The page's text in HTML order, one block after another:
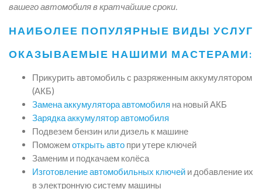
вашего автомобиля в кратчайшие сроки.
НАИБОЛЕЕ ПОПУЛЯРНЫЕ ВИДЫ УСЛУГ
ОКАЗЫВАЕМЫЕ НАШИМИ МАСТЕРАМИ:
Прикурить автомобиль с разряженным аккумулятором
(АКБ)
Замена аккумулятора автомобиля на новый АКБ
Зарядка аккумулятор автомобиля
Подвезем бензин или дизель к машине
Поможемоткрыть авто при утере ключей
Заменим и подкачаем колёса
Изготовление автомобильных ключей и добавление их
в электронную систему машины